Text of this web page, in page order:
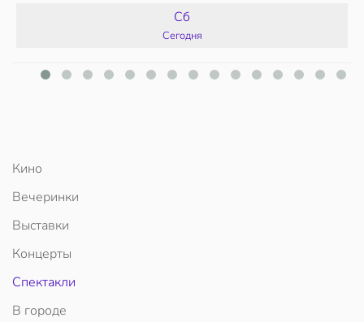
Сб
Сегодня
Кино
Вечеринки
Выставки
Концерты
Спектакли
В городе